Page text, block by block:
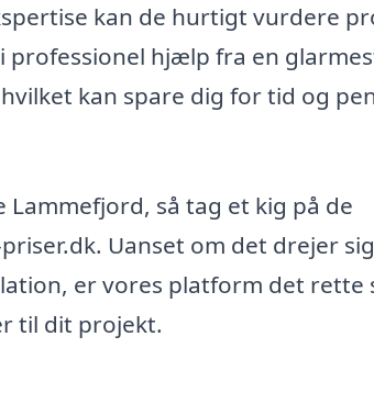
kan de hurtigt vurdere
professionel hjælp fra en
kan spare dig for tid og
så tag et kig på de
Uanset om det drejer
er vores platform det rette
til dit projekt.